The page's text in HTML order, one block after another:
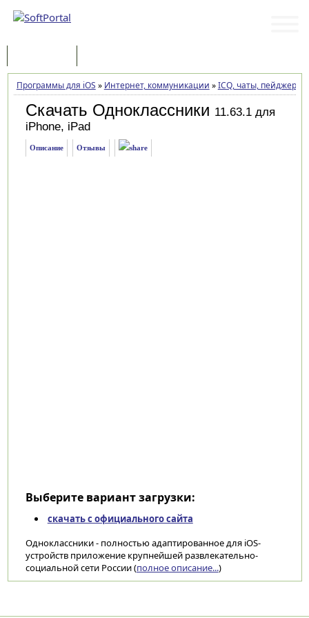
Программы для iOS » Интернет, коммуникации »ICQ, чаты, пейджеры
Скачать Одноклассники 11.63.1 для
iPhone, iPad
Описание Отзывы
Выберите вариант загрузки:
скачать с официального сайта
Одноклассники - полностью адаптированное для iOS-
устройств приложение крупнейшей развлекательно-
социальной сети России (полное описание...)